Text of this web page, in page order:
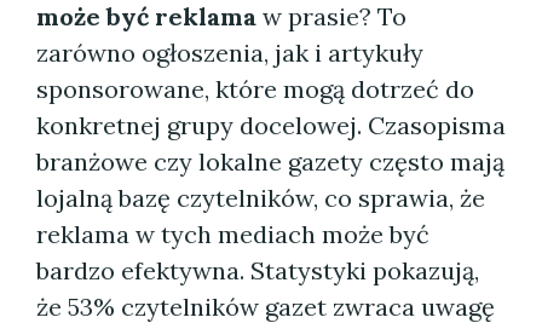
może być reklama w prasie? To
zarówno ogłoszenia, jak i artykuły
sponsorowane, które mogą dotrzeć do
konkretnej grupy docelowej. Czasopisma
branżowe czy lokalne gazety często mają
lojalną bazę czytelników, co sprawia, że
reklama w tych mediach może być
bardzo efektywna. Statystyki pokazują,
że 53% czytelników gazet zwraca uwagę